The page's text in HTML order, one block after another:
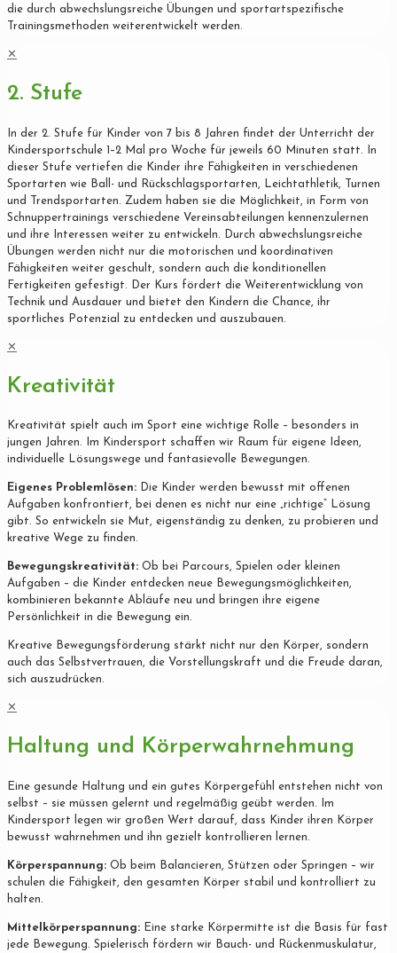
die durch abwechslungsreiche Übungen und sportartspezifische
Trainingsmethoden weiterentwickelt werden.
✕
2. Stufe
In der 2. Stufe für Kinder von 7 bis 8 Jahren findet der Unterricht der
Kindersportschule 1–2 Mal pro Woche für jeweils 60 Minuten statt. In
dieser Stufe vertiefen die Kinder ihre Fähigkeiten in verschiedenen
Sportarten wie Ball- und Rückschlagsportarten, Leichtathletik, Turnen
und Trendsportarten. Zudem haben sie die Möglichkeit, in Form von
Schnuppertrainings verschiedene Vereinsabteilungen kennenzulernen
und ihre Interessen weiter zu entwickeln. Durch abwechslungsreiche
Übungen werden nicht nur die motorischen und koordinativen
Fähigkeiten weiter geschult, sondern auch die konditionellen
Fertigkeiten gefestigt. Der Kurs fördert die Weiterentwicklung von
Technik und Ausdauer und bietet den Kindern die Chance, ihr
sportliches Potenzial zu entdecken und auszubauen.
✕
Kreativität
Kreativität spielt auch im Sport eine wichtige Rolle – besonders in
jungen Jahren. Im Kindersport schaffen wir Raum für eigene Ideen,
individuelle Lösungswege und fantasievolle Bewegungen.
Eigenes Problemlösen: Die Kinder werden bewusst mit offenen
Aufgaben konfrontiert, bei denen es nicht nur eine „richtige“ Lösung
gibt. So entwickeln sie Mut, eigenständig zu denken, zu probieren und
kreative Wege zu finden.
Bewegungskreativität: Ob bei Parcours, Spielen oder kleinen
Aufgaben – die Kinder entdecken neue Bewegungsmöglichkeiten,
kombinieren bekannte Abläufe neu und bringen ihre eigene
Persönlichkeit in die Bewegung ein.
Kreative Bewegungsförderung stärkt nicht nur den Körper, sondern
auch das Selbstvertrauen, die Vorstellungskraft und die Freude daran,
sich auszudrücken.
✕
Haltung und Körperwahrnehmung
Eine gesunde Haltung und ein gutes Körpergefühl entstehen nicht von
selbst – sie müssen gelernt und regelmäßig geübt werden. Im
Kindersport legen wir großen Wert darauf, dass Kinder ihren Körper
bewusst wahrnehmen und ihn gezielt kontrollieren lernen.
Körperspannung: Ob beim Balancieren, Stützen oder Springen – wir
schulen die Fähigkeit, den gesamten Körper stabil und kontrolliert zu
halten.
Mittelkörperspannung: Eine starke Körpermitte ist die Basis für fast
jede Bewegung. Spielerisch fördern wir Bauch- und Rückenmuskulatur,